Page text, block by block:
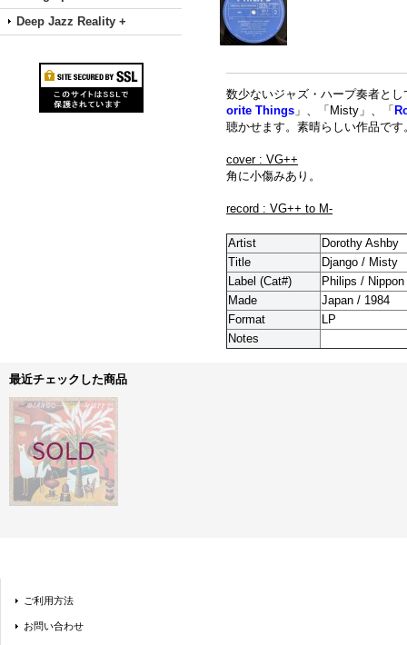
Deep Jazz Reality +
数少ないジャズ・ハープ奏者と
orite Things 」、「Misty」、「
聴かせます。素晴らしい作品です
cover : VG++
角に小傷みあり。
record : VG++ to M-
Artist
Dorothy Ashby
Title
Django / Misty
Label (Cat#)
Philips /
Made
Japan / 1984
Format
LP
Notes
最近チェックした商品
ご利用方法
お問い合わせ